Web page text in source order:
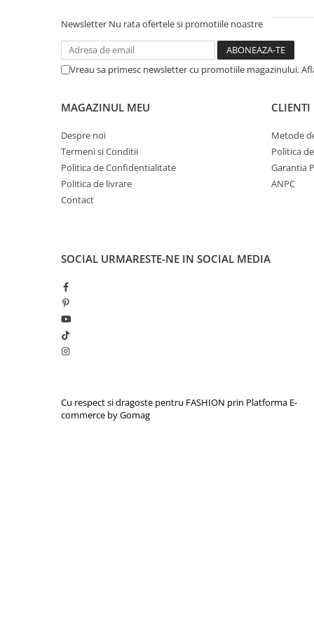
Newsletter Nu rata ofertele si promotiile noastre
Vreau sa primesc newsletter cu promotiile magazinului.
MAGAZINUL MEU
Despre noi
Termeni si Conditii
Politica de Confidentialitate
Politica de livrare
Contact
CLIENTI
Metode
Politica
Garantia
ANPC
SOCIAL URMARESTE-NE IN SOCIAL MEDIA
Cu respect si dragoste pentru FASHION prin Platforma E-
commerce by Gomag